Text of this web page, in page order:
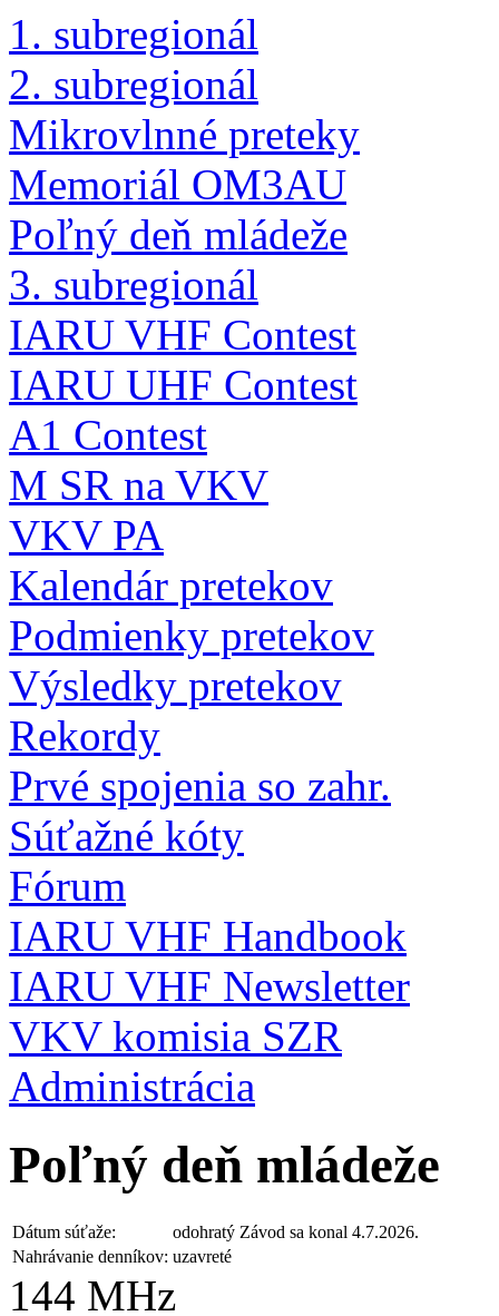
1. subregionál
2. subregionál
Mikrovlnné preteky
Memoriál OM3AU
Poľný deň mládeže
3. subregionál
IARU VHF Contest
IARU UHF Contest
A1 Contest
M SR na VKV
VKV PA
Kalendár pretekov
Podmienky pretekov
Výsledky pretekov
Rekordy
Prvé spojenia so zahr.
Súťažné kóty
Fórum
IARU VHF Handbook
IARU VHF Newsletter
VKV komisia SZR
Administrácia
Poľný deň mládeže
Dátum súťaže: odohratý Závod sa konal 4.7.2026.
Nahrávanie denníkov: uzavreté
144 MHz